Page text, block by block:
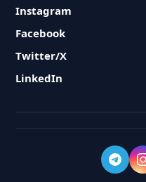
Instagram
Facebook
Twitter/X
LinkedIn